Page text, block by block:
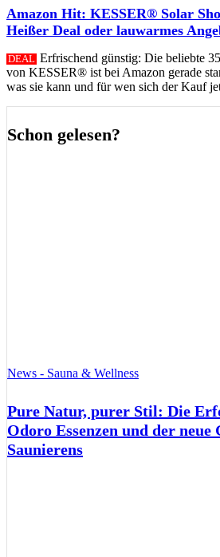
Amazon Hit: KESSER® Solar
Heißer Deal oder lauwarmes
DEAL Erfrischend günstig: Die beliebte
von KESSER® ist bei Amazon gerade
was sie kann und für wen sich der Kauf
Schon gelesen?
News - Sauna & Wellness
Pure Natur, purer Stil: Die
Odoro Essenzen und der neue
Saunierens